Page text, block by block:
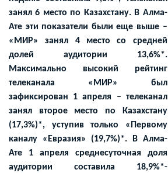
занял 6 место по Казахстану. В Алма-
Ате эти показатели были еще выше –
«МИР» занял 4 место со средней
долей аудитории 13,6%*.
Максимально высокий рейтинг
телеканала «МИР» был
зафиксирован 1 апреля – телеканал
занял второе место по Казахстану
(17,3%)*, уступив только «Первому
каналу «Евразия» (19,7%)*. В Алма-
Ате 1 апреля среднесуточная доля
аудитории составила 18,9%*-